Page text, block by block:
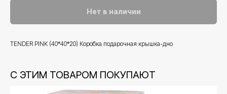
Нет в наличии
TENDER PINK (40*40*20) Коробка подарочная крышка-дно
С ЭТИМ ТОВАРОМ ПОКУПАЮТ